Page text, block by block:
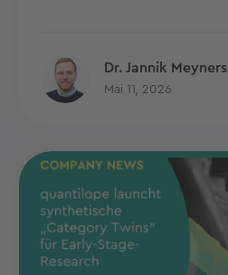
Dr. Jannik Meyners
Mai 11, 2026